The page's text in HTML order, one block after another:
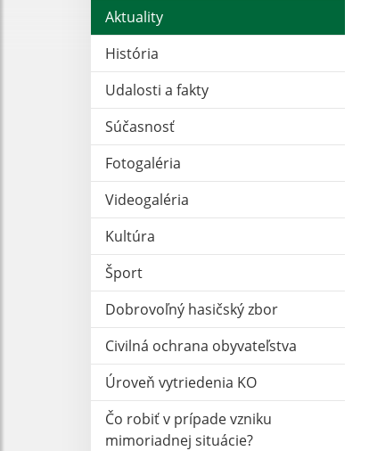
Aktuality
História
Udalosti a fakty
Súčasnosť
Fotogaléria
Videogaléria
Kultúra
Šport
Dobrovoľný hasičský zbor
Civilná ochrana obyvateľstva
Úroveň vytriedenia KO
Čo robiť v prípade vzniku
mimoriadnej situácie?